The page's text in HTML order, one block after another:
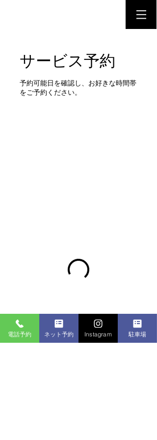
サービス予約
予約可能日を確認し、お好きな時間帯
をご予約ください。
電話予約 ネット予約 Instagram 駐車場